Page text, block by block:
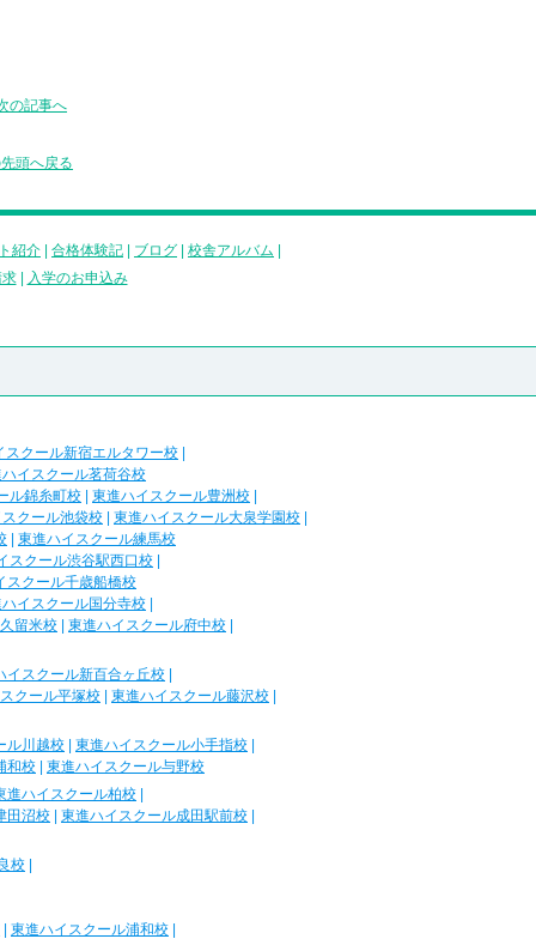
の記事へ
頭へ戻る
紹介 合格体験記 ブログ 校舎アルバム
|
入学のお申込み
スクール新宿エルタワー校
イスクール茗荷谷校
ル錦糸町校 東進ハイスクール豊洲校
クール池袋校 東進ハイスクール大泉学園校
東進ハイスクール練馬校
スクール渋谷駅西口校
スクール千歳船橋校
イスクール国分寺校
留米校 東進ハイスクール府中校
イスクール新百合ヶ丘校
クール平塚校 東進ハイスクール藤沢校
ル川越校 東進ハイスクール小手指校
和校
東進ハイスクール与野校
進ハイスクール柏校
田沼校 東進ハイスクール成田駅前校
校
東進ハイスクール浦和校